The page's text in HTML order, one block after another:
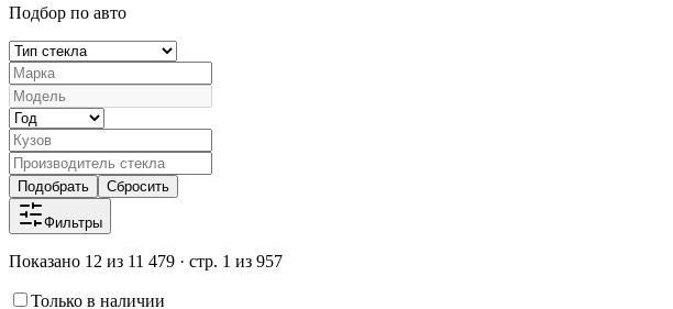
Подбор по авто
Подобрать Сбросить
Фильтры
Показано 12 из 11 479 · стр. 1 из 957
Только в наличии